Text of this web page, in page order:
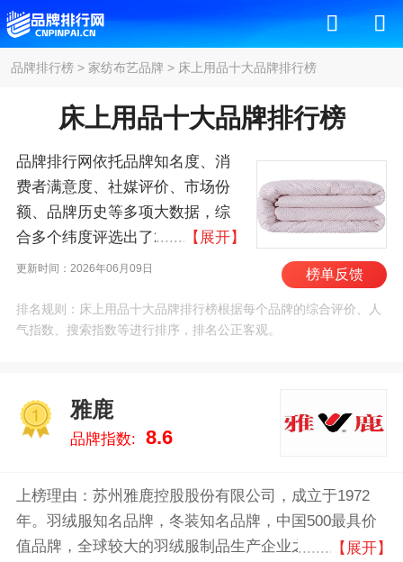
品牌排行榜> 家纺布艺品牌 > 床上用品十大品牌排行榜
床上用品十大品牌排行榜
品牌排行网依托品牌知名度、消
费者满意度、社媒评价、市场份
额、品牌历史等多项大数据，综
合多个纬度评选出了2026年床上
用品十大品牌排行榜，其中前十
纺/LUOLAI、梦洁家
纺/MENDALE、恒源祥、南方寝
婷/A-Fontane、europfine家纺、金
蚕世家 。我们致力于用最真实的
好，供您参考。
【展开】
更新时间：2026年06月09日 榜单反馈
排名规则：床上用品十大品牌排行榜根据每个品牌的综合评价、人
气指数、搜索指数等进行排序，排名公正客观。
1
雅鹿
品牌指数: 8.6
上榜理由：苏州雅鹿控股股份有限公司，成立于1972
年。羽绒服知名品牌，冬装知名品牌，中国500最具价
值品牌，全球较大的羽绒服制品生产企业之一。产品涉
【展开】